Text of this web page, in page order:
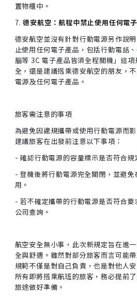
置物櫃中。
7. 德安航空：航程中禁止使用任何電
德安航空並沒有針對行動電源另作說
止使用任何電子產品，包括行動電話
腦等 3C 電子產品皆須全程關機」這
全，還是建議搭乘德安航空的朋友，
電源及任何電子產品。
旅客需注意的事項
為避免因違規攜帶或使用行動電源而
建議旅客在出發前注意以下事項：
- 確認行動電源的容量標示是否符合規
- 登機後將行動電源完全關閉，並避免
用。
- 若不確定攜帶的行動電源是否符合
公司查詢。
航空安全無小事，此次新規定旨在進
全與舒適。雖然對部分旅客而言可能
規範不僅是對自己負責，也是對他人
所有即將搭乘航班的旅客，務必提前
旅途做好準備。